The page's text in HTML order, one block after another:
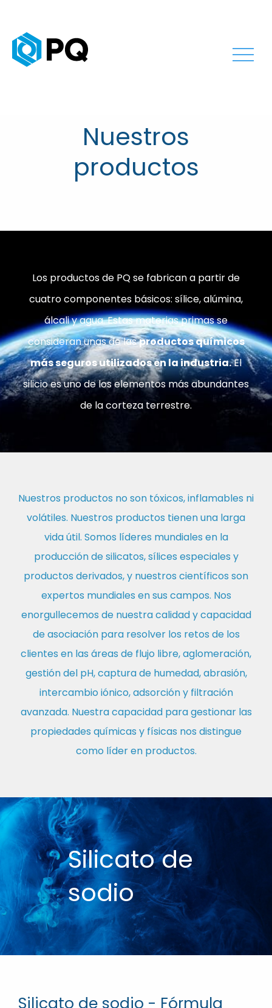
Nuestros
productos
Los productos de PQ se fabrican a partir de
cuatro componentes básicos: sílice, alúmina,
álcali y agua. Estas materias primas se
consideran unas de lasproductos químicos
más seguros utilizados en la industria.El
silicio es uno de los elementos más abundantes
de la corteza terrestre.
Nuestros productos no son tóxicos, inflamables ni
volátiles. Nuestros productos tienen una larga
vida útil. Somos líderes mundiales en la
producción de silicatos, sílices especiales y
productos derivados, y nuestros científicos son
expertos mundiales en sus campos. Nos
enorgullecemos de nuestra calidad y capacidad
de asociación para resolver los retos de los
clientes en las áreas de flujo libre, aglomeración,
gestión del pH, captura de humedad, abrasión,
intercambio iónico, adsorción y filtración
avanzada. Nuestra capacidad para gestionar las
propiedades químicas y físicas nos distingue
como líder en productos.
Silicato de
sodio
Silicato de sodio - Fórmula